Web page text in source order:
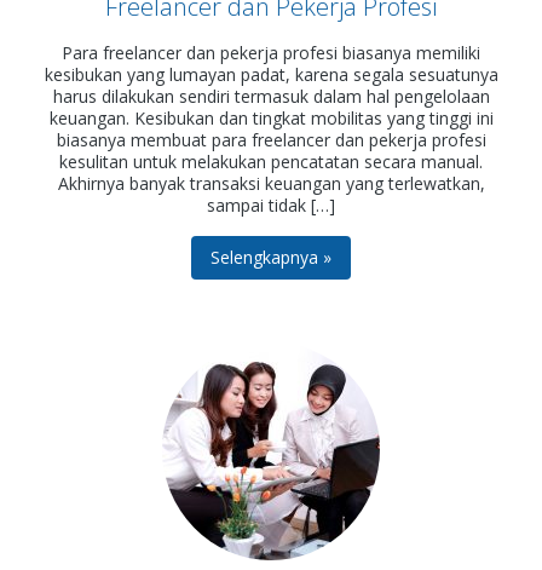
Freelancer dan Pekerja Profesi
Para freelancer dan pekerja profesi biasanya memiliki
kesibukan yang lumayan padat, karena segala sesuatunya
harus dilakukan sendiri termasuk dalam hal pengelolaan
keuangan. Kesibukan dan tingkat mobilitas yang tinggi ini
biasanya membuat para freelancer dan pekerja profesi
kesulitan untuk melakukan pencatatan secara manual.
Akhirnya banyak transaksi keuangan yang terlewatkan,
sampai tidak […]
Selengkapnya »